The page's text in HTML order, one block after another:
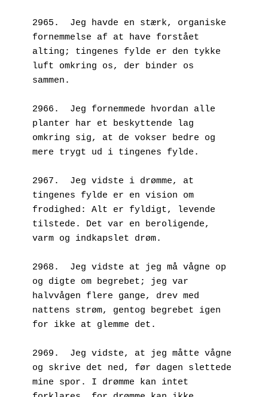
2965.  Jeg havde en stærk, organiske
fornemmelse af at have forstået
alting; tingenes fylde er den tykke
luft omkring os, der binder os
sammen.
2966.  Jeg fornemmede hvordan alle
planter har et beskyttende lag
omkring sig, at de vokser bedre og
mere trygt ud i tingenes fylde.
2967.  Jeg vidste i drømme, at
tingenes fylde er en vision om
frodighed: Alt er fyldigt, levende
tilstede. Det var en beroligende,
varm og indkapslet drøm.
2968.  Jeg vidste at jeg må vågne op
og digte om begrebet; jeg var
halvvågen flere gange, drev med
nattens strøm, gentog begrebet igen
for ikke at glemme det.
2969.  Jeg vidste, at jeg måtte vågne
og skrive det ned, før dagen slettede
mine spor. I drømme kan intet